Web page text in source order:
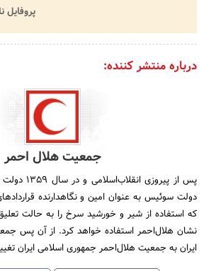
پروفایل
درباره منتشر کننده:
جمعیت هلال احمر
پس از پیروزی
دولت سوئیس به عنوان امین و نگاهدارنده
که استفاده از شیر و خورشید سرخ را به حالت
نشان هلال‌احمر استفاده خواهد کرد. از آن پس
ایران به جمعیت هلال‌احمر جمهوری اسلامی ایران